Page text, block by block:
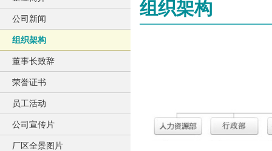
公司新闻
组织架构
董事长致辞
荣誉证书
员工活动
公司宣传片
厂区全景图片
组织架构